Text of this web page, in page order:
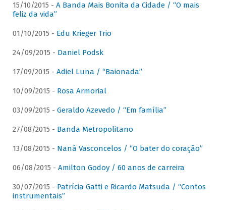
15/10/2015 - A Banda Mais Bonita da Cidade / “O mais
feliz da vida”
01/10/2015 - Edu Krieger Trio
24/09/2015 - Daniel Podsk
17/09/2015 - Adiel Luna / “Baionada”
10/09/2015 - Rosa Armorial
03/09/2015 - Geraldo Azevedo / “Em família”
27/08/2015 - Banda Metropolitano
13/08/2015 - Naná Vasconcelos / “O bater do coração”
06/08/2015 - Amilton Godoy / 60 anos de carreira
30/07/2015 - Patrícia Gatti e Ricardo Matsuda / “Contos
instrumentais”